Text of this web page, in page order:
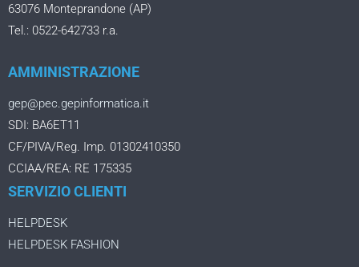
63076 Monteprandone (AP)
Tel.: 0522-642733 r.a.
AMMINISTRAZIONE
gep@pec.gepinformatica.it
SDI: BA6ET11
CF/PIVA/Reg. Imp. 01302410350
CCIAA/REA: RE 175335
SERVIZIO CLIENTI
HELPDESK
HELPDESK FASHION